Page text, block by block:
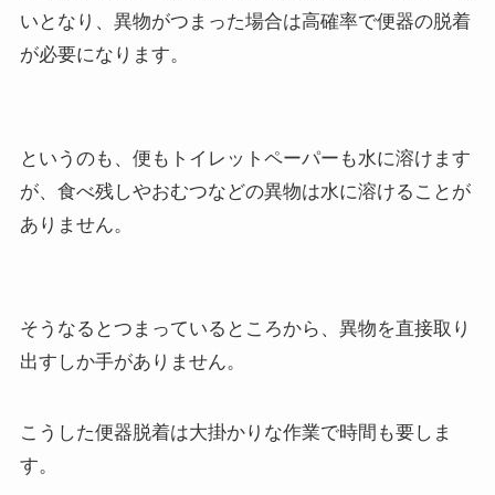
いとなり、異物がつまった場合は高確率で便器の脱着
が必要になります。
というのも、便もトイレットペーパーも水に溶けます
が、食べ残しやおむつなどの異物は水に溶けることが
ありません。
そうなるとつまっているところから、異物を直接取り
出すしか手がありません。
こうした便器脱着は大掛かりな作業で時間も要しま
す。